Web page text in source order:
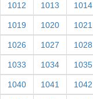
1012 1013 1014
1019 1020 1021
1026 1027 1028
1033 1034 1035
1040 1041 1042